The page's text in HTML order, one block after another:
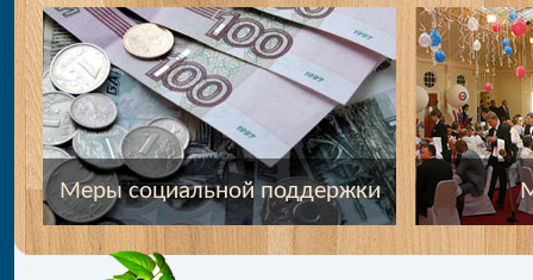
Меры социальной поддержки